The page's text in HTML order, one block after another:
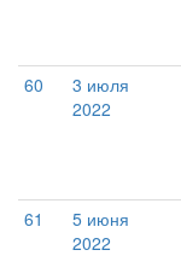
60
3 июля
2022
61
5 июня
2022